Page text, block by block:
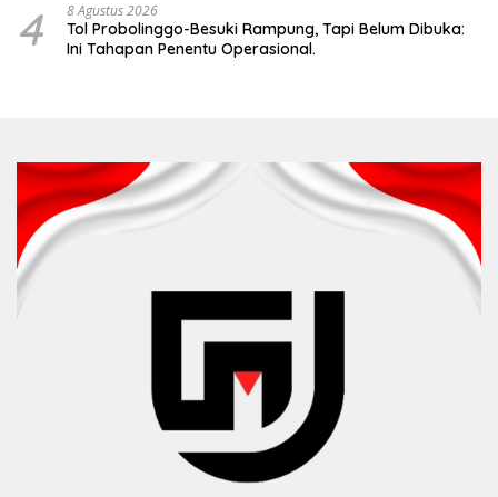
4 8 Agustus 2026
Tol Probolinggo-Besuki Rampung, Tapi Belum Dibuka:
Ini Tahapan Penentu Operasional.